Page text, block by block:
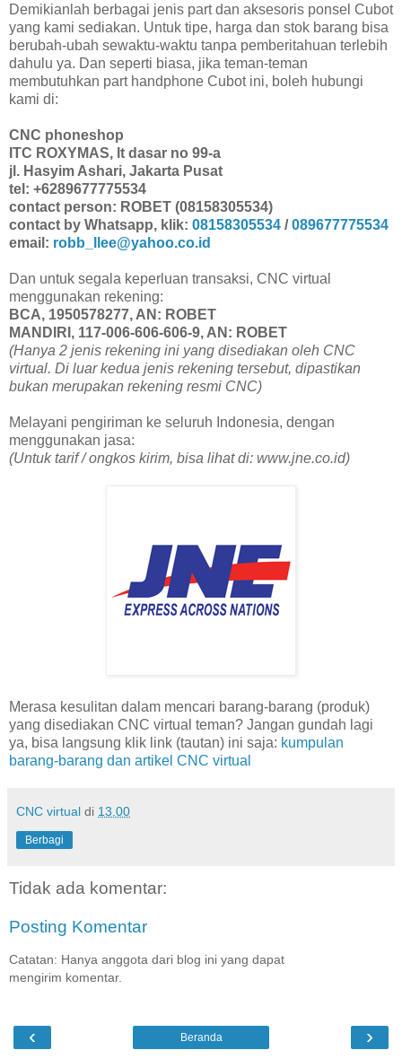
Demikianlah berbagai jenis part dan aksesoris ponsel Cubot
yang kami sediakan. Untuk tipe, harga dan stok barang bisa
berubah-ubah sewaktu-waktu tanpa pemberitahuan terlebih
dahulu ya. Dan seperti biasa, jika teman-teman
membutuhkan part handphone Cubot ini, boleh hubungi
kami di:
CNC phoneshop
ITC ROXYMAS, lt dasar no 99-a
jl. Hasyim Ashari, Jakarta Pusat
tel: +6289677775534
contact person: ROBET (08158305534)
contact by Whatsapp, klik: 08158305534 /089677775534
email: robb_llee@yahoo.co.id
Dan untuk segala keperluan transaksi, CNC virtual
menggunakan rekening:
BCA, 1950578277, AN: ROBET
MANDIRI, 117-006-606-606-9, AN: ROBET
(Hanya 2 jenis rekening ini yang disediakan oleh CNC
virtual. Di luar kedua jenis rekening tersebut, dipastikan
bukan merupakan rekening resmi CNC)
Melayani pengiriman ke seluruh Indonesia, dengan
menggunakan jasa:
(Untuk tarif / ongkos kirim, bisa lihat di: www.jne.co.id)
Merasa kesulitan dalam mencari barang-barang (produk)
yang disediakan CNC virtual teman? Jangan gundah lagi
ya, bisa langsung klik link (tautan) ini saja: kumpulan
barang-barang dan artikel CNC virtual
CNC virtual di 13.00
Berbagi
Tidak ada komentar:
Posting Komentar
Catatan: Hanya anggota dari blog ini yang dapat
mengirim komentar.
‹ ›
Beranda